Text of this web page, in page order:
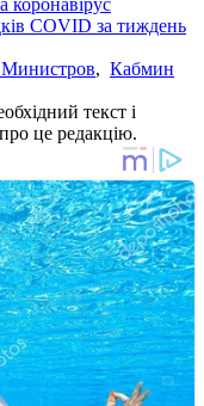
COVID за тиждень
, Кабмин
текст і
це редакцію.